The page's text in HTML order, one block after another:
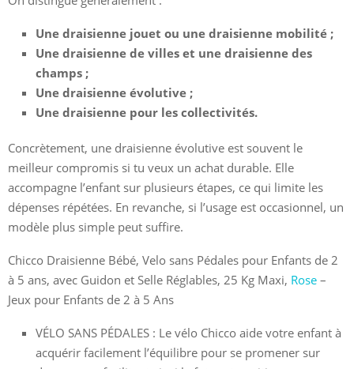
Une draisienne jouet ou une draisienne mobilité ;
Une draisienne de villes et une draisienne des
champs ;
Une draisienne évolutive ;
Une draisienne pour les collectivités.
Concrètement, une draisienne évolutive est souvent le
meilleur compromis si tu veux un achat durable. Elle
accompagne l’enfant sur plusieurs étapes, ce qui limite les
dépenses répétées. En revanche, si l’usage est occasionnel, un
modèle plus simple peut suffire.
Chicco Draisienne Bébé, Velo sans Pédales pour Enfants de 2
à 5 ans, avec Guidon et Selle Réglables, 25 Kg Maxi, Rose –
Jeux pour Enfants de 2 à 5 Ans
VÉLO SANS PÉDALES : Le vélo Chicco aide votre enfant à
acquérir facilement l’équilibre pour se promener sur